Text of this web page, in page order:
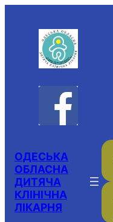
ОДЕСЬКА
ОБЛАСНА
ДИТЯЧА
КЛІНІЧНА
ЛІКАРНЯ